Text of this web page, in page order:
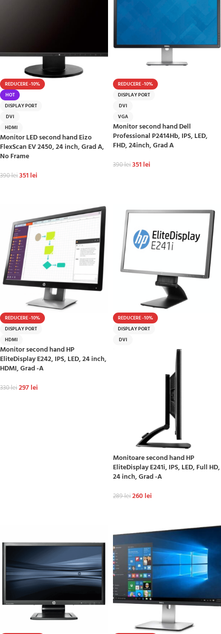
REDUCERE -10%
HOT
DISPLAY PORT
DVI
HDMI
Monitor LED second hand Eizo
FlexScan EV 2450, 24 inch, Grad A,
No Frame
390lei351 lei
REDUCERE -10%
DISPLAY PORT
DVI
VGA
Monitor second hand Dell
Professional P2414Hb, IPS, LED,
FHD, 24inch, Grad A
390lei351 lei
REDUCERE -10%
DISPLAY PORT
HDMI
Monitor second hand HP
EliteDisplay E242, IPS, LED, 24 inch,
HDMI, Grad -A
330lei297lei
REDUCERE -10%
DISPLAY PORT
DVI
Monitoare second hand HP
EliteDisplay E241i, IPS, LED, Full HD,
24 inch, Grad -A
289lei260 lei